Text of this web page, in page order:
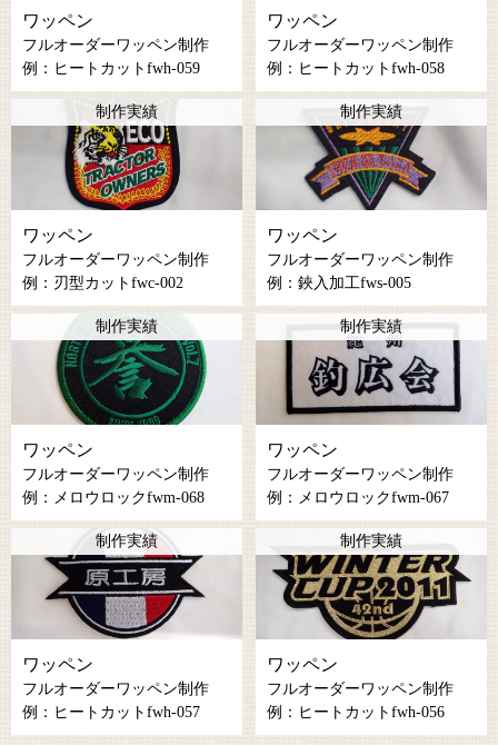
ワッペン
フルオーダーワッペン制作
例：ヒートカットfwh-059
ワッペン
フルオーダーワッペン制作
例：ヒートカットfwh-058
制作実績
ワッペン
フルオーダーワッペン制作
例：刃型カットfwc-002
制作実績
ワッペン
フルオーダーワッペン制作
例：鋏入加工fws-005
制作実績
ワッペン
フルオーダーワッペン制作
例：メロウロックfwm-068
制作実績
ワッペン
フルオーダーワッペン制作
例：メロウロックfwm-067
制作実績
ワッペン
フルオーダーワッペン制作
例：ヒートカットfwh-057
制作実績
ワッペン
フルオーダーワッペン制作
例：ヒートカットfwh-056